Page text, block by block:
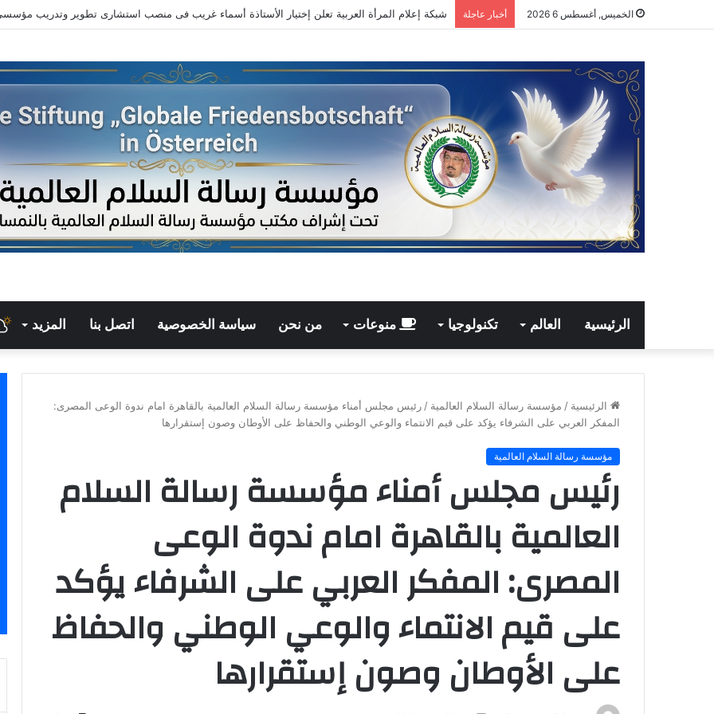
الخميس, أغسطس 6 2026 أخبار عاجلة مجدي طنطاوي يكتب: قراءة في كتاب ( القرآن يشهد بصحة العقيدة المسيحية )
الرئيسية العالم تكنولوجيا منوعات من نحن سياسة الخصوصية اتصل بنا المزيد
الرئيسية / مؤسسة رسالة السلام العالمية / رئيس مجلس أمناء مؤسسة رسالة السلام العالمية بالقاهرة امام ندوة الوعى المصرى:
المفكر العربي على الشرفاء يؤكد على قيم الانتماء والوعي الوطني والحفاظ على الأوطان وصون إستقرارها
مؤسسة رسالة السلام العالمية
رئيس مجلس أمناء مؤسسة رسالة السلام
العالمية بالقاهرة امام ندوة الوعى
المصرى: المفكر العربي على الشرفاء يؤكد
على قيم الانتماء والوعي الوطني والحفاظ
على الأوطان وصون إستقرارها